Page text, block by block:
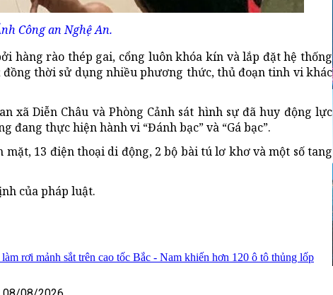
Công an Nghệ An.
hàng rào thép gai, cổng luôn khóa kín và lắp đặt hệ thống
thời sử dụng nhiều phương thức, thủ đoạn tinh vi khác
xã Diễn Châu và Phòng Cảnh sát hình sự đã huy động lực
thực hiện hành vi “Đánh bạc” và “Gá bạc”.
13 điện thoại di động, 2 bộ bài tú lơ khơ và một số tang
của pháp luật.
rơi mảnh sắt trên cao tốc Bắc - Nam khiến hơn 120 ô tô thủng lốp